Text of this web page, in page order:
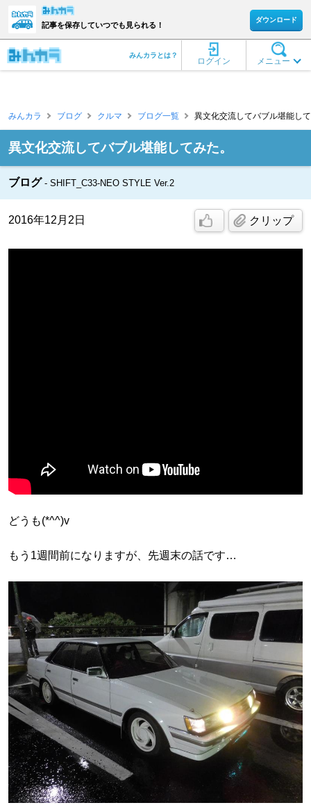
記事を保存していつでも見られる！
ダウンロード
メニュー
ログイン
みんカラとは？
みんカラ ブログ クルマ ブログ一覧 異文化交流してバブル堪能し
異文化交流してバブル堪能してみた。
ブログ SHIFT_C33-NEO STYLE Ver.2
2016年12月2日 クリップ
どうも(*^^)v
もう1週間前になりますが、先週末の話です…